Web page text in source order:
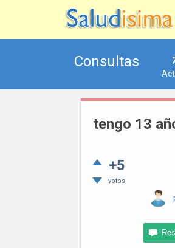
Consultas
tengo 13
+5
votos